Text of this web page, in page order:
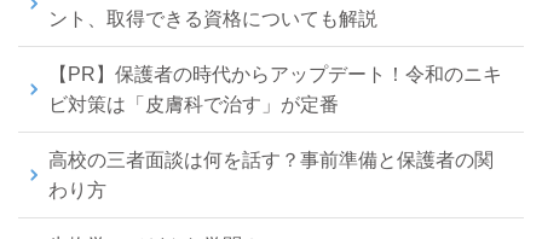
ント、取得できる資格についても解説
【PR】保護者の時代からアップデート！令和のニキ
ビ対策は「皮膚科で治す」が定番
高校の三者面談は何を話す？事前準備と保護者の関
わり方